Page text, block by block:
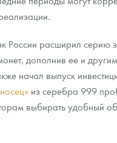
России расширил серию
дополнив ее и
начал выпуск
из серебра 999
выбирать удобный